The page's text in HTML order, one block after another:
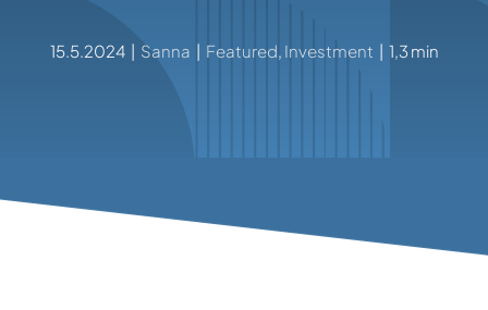
15.5.2024 | Sanna | Featured Investment | 1,3 min